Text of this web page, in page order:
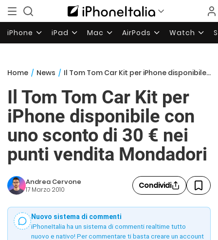
iPhone iPad Mac AirPods Watch
Home / News / Il Tom Tom Car Kit per iPhone disponibile con uno sconto di 30 € nei punti vendita Mondadori
Il Tom Tom Car Kit per
iPhone disponibile con
uno sconto di 30 € nei
punti vendita Mondadori
Andrea Cervone
17 Marzo 2010 Condividi
Nuovo sistema di commenti
iPhoneItalia ha un sistema di commenti realtime tutto
nuovo e nativo! Per commentare ti basta creare un account